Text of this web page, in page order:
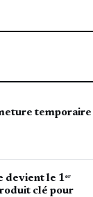
temporaire
le 1ᵉʳ
clé pour